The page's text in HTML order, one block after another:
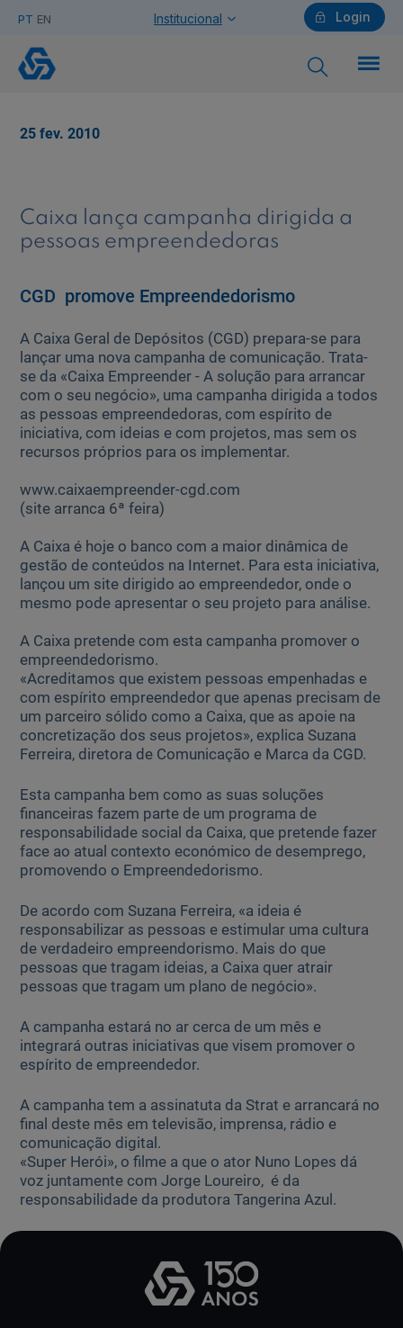
PT EN Login
Institucional
Empresas
Ajuda Empresas
Quero ser cliente:
Aderir ao Caixadirecta Particulares
Links úteis:
Faça download da App Caixadirecta
Recomendações de Segurança
Registo fornecedor confirming
CGD
promove
25 fev. 2010
Caixa lança campanha dirigida a
pessoas empreendedoras
CGD promove Empreendedorismo
A Caixa Geral de Depósitos (CGD) prepara-se para
lançar uma nova campanha de comunicação. Trata-
se da «Caixa Empreender - A solução para arrancar
com o seu negócio», uma campanha dirigida a todos
as pessoas empreendedoras, com espírito de
iniciativa, com ideias e com projetos, mas sem os
recursos próprios para os implementar.
www.caixaempreender-cgd.com
(site arranca 6ª feira)
A Caixa é hoje o banco com a maior dinâmica de
gestão de conteúdos na Internet. Para esta iniciativa,
lançou um site dirigido ao empreendedor, onde o
mesmo pode apresentar o seu projeto para análise.
A Caixa pretende com esta campanha promover o
empreendedorismo.
«Acreditamos que existem pessoas empenhadas e
com espírito empreendedor que apenas precisam de
um parceiro sólido como a Caixa, que as apoie na
concretização dos seus projetos», explica Suzana
Ferreira, diretora de Comunicação e Marca da CGD.
Esta campanha bem como as suas soluções
financeiras fazem parte de um programa de
responsabilidade social da Caixa, que pretende fazer
face ao atual contexto económico de desemprego,
promovendo o Empreendedorismo.
De acordo com Suzana Ferreira, «a ideia é
responsabilizar as pessoas e estimular uma cultura
de verdadeiro empreendorismo. Mais do que
pessoas que tragam ideias, a Caixa quer atrair
pessoas que tragam um plano de negócio».
A campanha estará no ar cerca de um mês e
integrará outras iniciativas que visem promover o
espírito de empreendedor.
A campanha tem a assinatuta da Strat e arrancará no
final deste mês em televisão, imprensa, rádio e
comunicação digital.
«Super Herói», o filme a que o ator Nuno Lopes dá
voz juntamente com Jorge Loureiro, é da
responsabilidade da produtora Tangerina Azul.